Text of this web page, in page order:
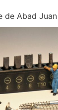
de Abad